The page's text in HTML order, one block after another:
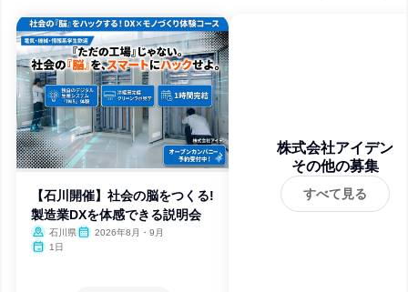
【石川開催】社会の脳をつくる!
製造業DXを体感できる説明会
石川県
2026年8月・9月
1日
株式会社アイデン
その他の募集
すべて見る